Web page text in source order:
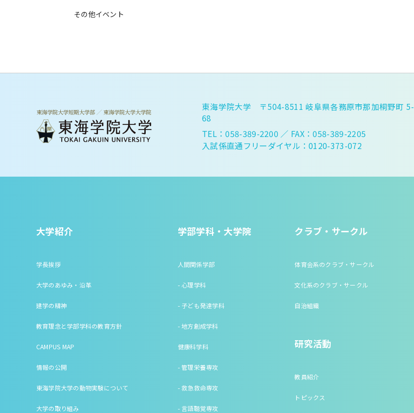
その他イベント
東海学院大学 〒504-8511 岐阜県各務原市那加桐野町 5-
68
TEL：058-389-2200 ／ FAX：058-389-2205
入試係直通フリーダイヤル：0120-373-072
大学紹介
学長挨拶
大学のあゆみ・沿革
建学の精神
教育理念と学部学科の教育方針
CAMPUS MAP
情報の公開
東海学院大学の動物実験について
大学の取り組み
学部学科・大学院
人間関係学部
- 心理学科
- 子ども発達学科
- 地方創成学科
健康科学科
- 管理栄養専攻
- 救急救命専攻
- 言語聴覚専攻
クラブ・サークル
体育会系のクラブ・サークル
文化系のクラブ・サークル
自治組織
研究活動
教員紹介
トピックス